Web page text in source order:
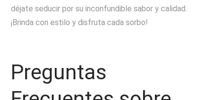
déjate seducir por su inconfundible sabor y calidad.
¡Brinda con estilo y disfruta cada sorbo!
Preguntas